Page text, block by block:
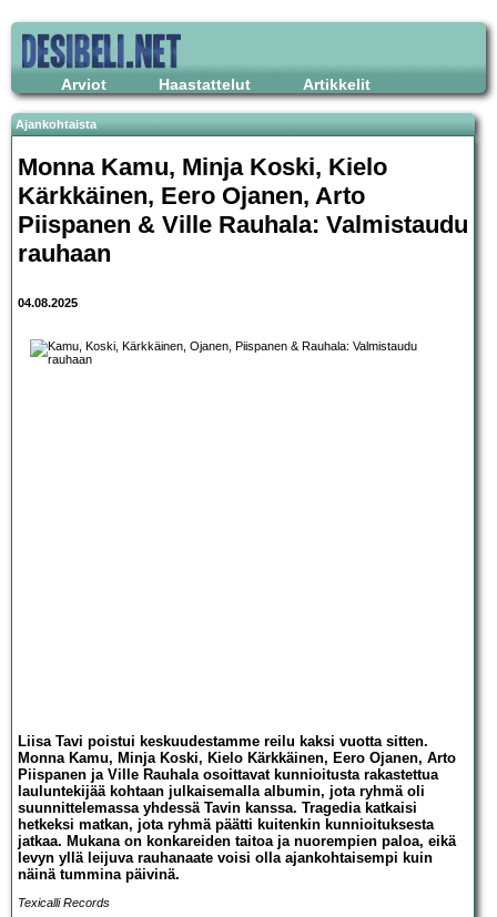
Arviot Haastattelut Artikkelit
Ajankohtaista
Monna Kamu, Minja Koski, Kielo
Kärkkäinen, Eero Ojanen, Arto
Piispanen & Ville Rauhala: Valmistaudu
rauhaan
04.08.2025
Liisa Tavi poistui keskuudestamme reilu kaksi vuotta sitten.
Monna Kamu, Minja Koski, Kielo Kärkkäinen, Eero Ojanen, Arto
Piispanen ja Ville Rauhala osoittavat kunnioitusta rakastettua
lauluntekijää kohtaan julkaisemalla albumin, jota ryhmä oli
suunnittelemassa yhdessä Tavin kanssa. Tragedia katkaisi
hetkeksi matkan, jota ryhmä päätti kuitenkin kunnioituksesta
jatkaa. Mukana on konkareiden taitoa ja nuorempien paloa, eikä
levyn yllä leijuva rauhanaate voisi olla ajankohtaisempi kuin
näinä tummina päivinä.
Texicalli Records